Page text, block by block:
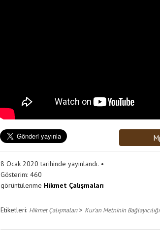
8 Ocak 2020 tarihinde yayınlandı.
Gösterim: 460
görüntülenme Hikmet Çalışmaları
Etiketleri: Hikmet Çalışmaları> Kur'an Metninin Bağlayıcılığı